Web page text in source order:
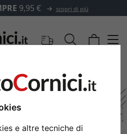
e altre tecniche di
9,95 € scopri di più